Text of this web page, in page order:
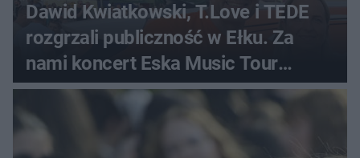
Dawid Kwiatkowski, T.Love i TEDE
rozgrzali publiczność w Ełku. Za
nami koncert Eska Music Tour
[ZDJĘCIA]